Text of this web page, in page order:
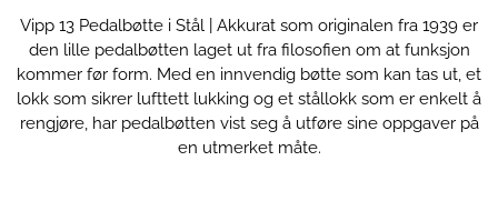
Vipp 13 Pedalbøtte i Stål | Akkurat som originalen fra 1939 er
den lille pedalbøtten laget ut fra filosofien om at funksjon
kommer før form. Med en innvendig bøtte som kan tas ut, et
lokk som sikrer lufttett lukking og et stållokk som er enkelt å
rengjøre, har pedalbøtten vist seg å utføre sine oppgaver på
en utmerket måte.